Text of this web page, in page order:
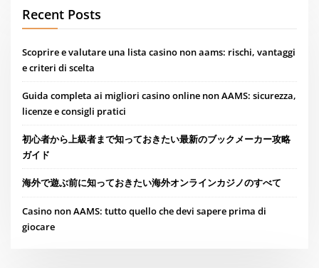
Recent Posts
Scoprire e valutare una lista casino non aams: rischi, vantaggi
e criteri di scelta
Guida completa ai migliori casino online non AAMS: sicurezza,
licenze e consigli pratici
初心者から上級者まで知っておきたい最新のブックメーカー攻略
ガイド
海外で遊ぶ前に知っておきたい海外オンラインカジノのすべて
Casino non AAMS: tutto quello che devi sapere prima di
giocare